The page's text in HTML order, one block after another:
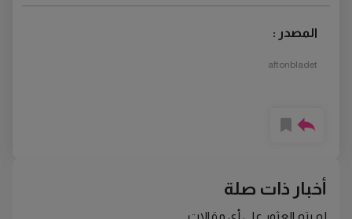
المصدر :
aftonbladet
أخبار ذات صلة
لم يتم العثور على أي مقالات